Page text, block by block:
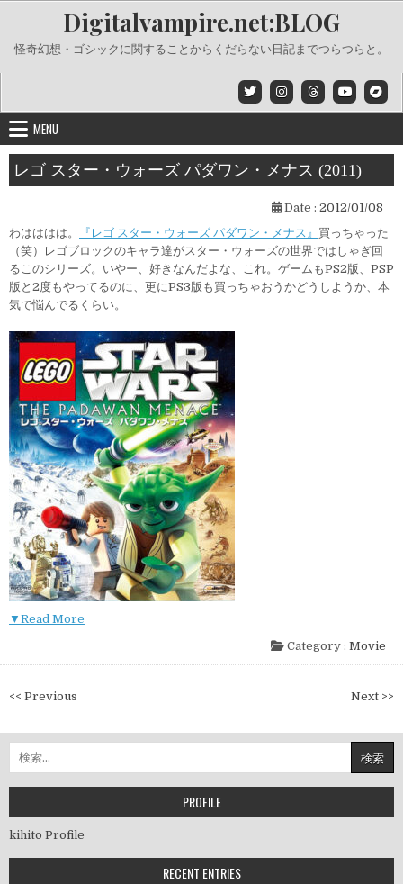
content
Digitalvampire.net:BLOG
怪奇幻想・ゴシックに関することからくだらない日記までつらつらと。
MENU
レゴ スター・ウォーズ パダワン・メナス (2011)
Date : 2012/01/08
わはははは。
『レゴ スター・ウォーズ パダワン・メナス』 買っちゃった
（笑）レゴブロックのキャラ達がスター・ウォーズの世界ではしゃぎ回
るこのシリーズ。いやー、好きなんだよな、これ。ゲームもPS2版、PSP
版と2度もやってるのに、更にPS3版も買っちゃおうかどうしようか、本
気で悩んでるくらい。
▼Read More
Category : Movie
投
ナ
ビ
ゲ
シ
ョ
<< Previous Next >>
索:
PROFILE
kihito Profile
RECENT ENTRIES